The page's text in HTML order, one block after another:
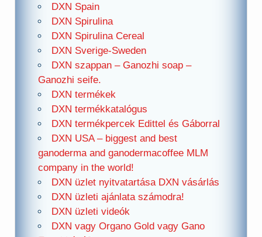
DXN Spain
DXN Spirulina
DXN Spirulina Cereal
DXN Sverige-Sweden
DXN szappan – Ganozhi soap –
Ganozhi seife.
DXN termékek
DXN termékkatalógus
DXN termékpercek Edittel és Gáborral
DXN USA – biggest and best
ganoderma and ganodermacoffee MLM
company in the world!
DXN üzlet nyitvatartása DXN vásárlás
DXN üzleti ajánlata számodra!
DXN üzleti videók
DXN vagy Organo Gold vagy Gano